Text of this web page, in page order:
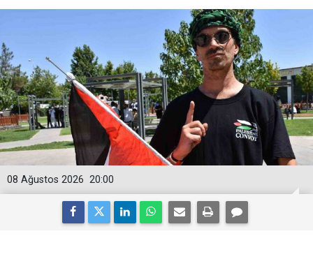
20:00
08 Ağustos 2026